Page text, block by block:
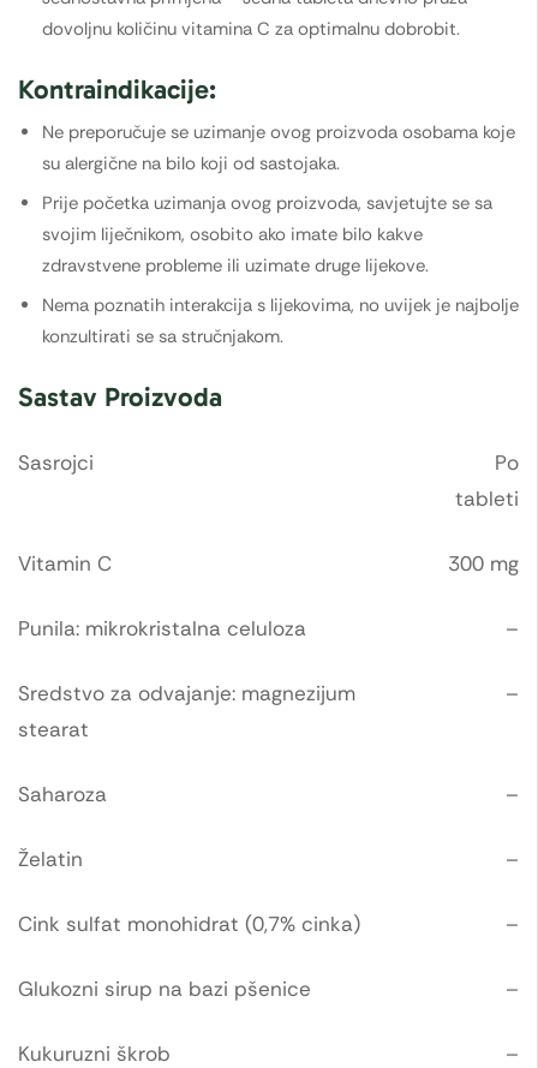
dovoljnu količinu vitamina C za optimalnu dobrobit.
Kontraindikacije:
Ne preporučuje se uzimanje ovog proizvoda osobama koje
su alergične na bilo koji od sastojaka.
Prije početka uzimanja ovog proizvoda, savjetujte se sa
svojim liječnikom, osobito ako imate bilo kakve
zdravstvene probleme ili uzimate druge lijekove.
Nema poznatih interakcija s lijekovima, no uvijek je najbolje
konzultirati se sa stručnjakom.
Sastav Proizvoda
Sasrojci
Po
tableti
Vitamin C 300 mg
Punila: mikrokristalna celuloza –
Sredstvo za odvajanje: magnezijum
stearat
–
Saharoza –
Želatin –
Cink sulfat monohidrat (0,7% cinka) –
Glukozni sirup na bazi pšenice –
Kukuruzni škrob –